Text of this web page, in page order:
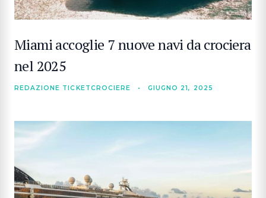
Miami accoglie 7 nuove navi da crociera
nel 2025
REDAZIONE TICKETCROCIERE • GIUGNO 21, 2025